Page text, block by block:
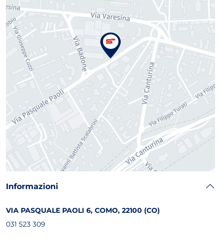
Informazioni
VIA PASQUALE PAOLI 6, COMO, 22100 (CO)
031 523 309